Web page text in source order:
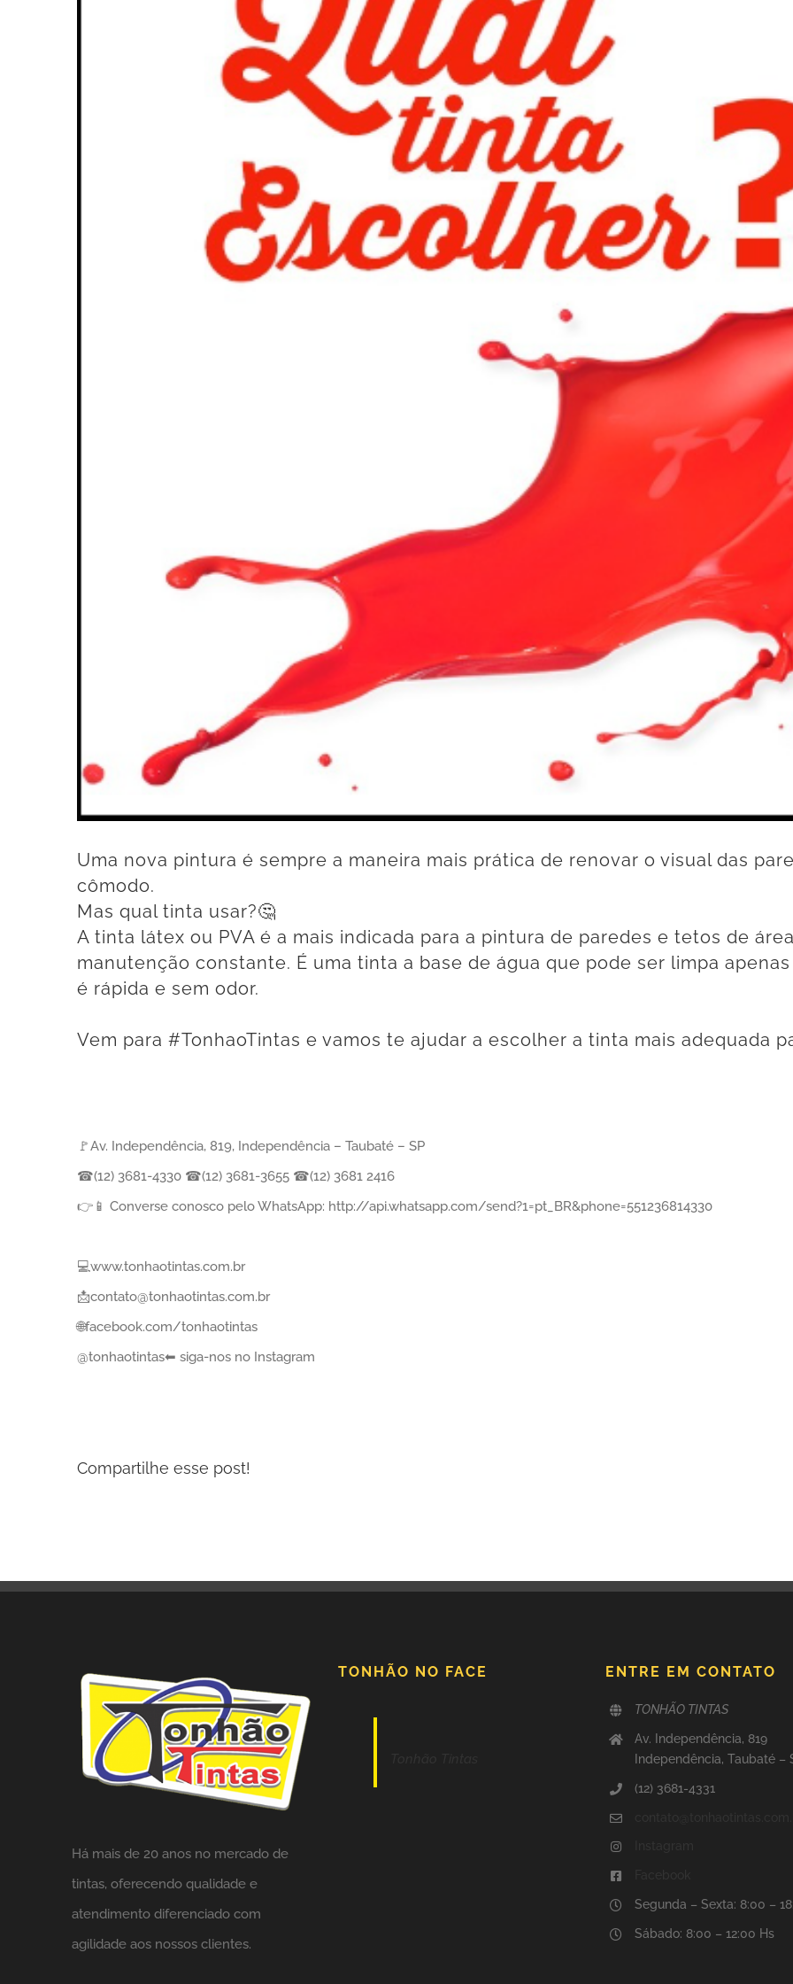
Uma nova pintura é sempre a maneira mais prática de renovar o visual das
cômodo. ⠀
Mas qual tinta usar?🤔⠀
A tinta látex ou PVA é a mais indicada para a pintura de paredes e tetos de
manutenção constante. É uma tinta a base de água que pode ser limpa
é rápida e sem odor. ⠀
Vem para #TonhaoTintas e vamos te ajudar a escolher a tinta mais adequada
🚩Av. Independência, 819, Independência – Taubaté – SP⠀
☎(12) 3681-4330 ☎(12) 3681-3655 ☎(12) 3681 2416⠀
👉📱 Converse conosco pelo WhatsApp: http://api.whatsapp.com/send?1=pt_BR&phone=551236814330⠀
💻www.tonhaotintas.com.br⠀
📩contato@tonhaotintas.com.br⠀
🌐facebook.com/tonhaotintas⠀
@tonhaotintas⬅ siga-nos no Instagram
Compartilhe esse post!
Há mais de 20 anos no mercado de
tintas, oferecendo qualidade e
atendimento diferenciado com
agilidade aos nossos clientes.
TONHÃO NO FACE ENTRE EM CONTATO
TONHÃO TINTAS
Av. Independência, 819
Independência, Taubaté –
(12) 3681-4331
Segunda – Sexta: 8:00 –
Sábado: 8:00 – 12:00 Hs